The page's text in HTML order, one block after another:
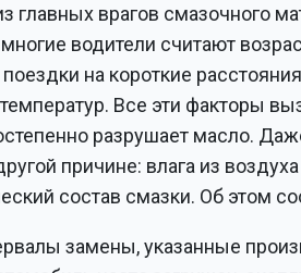
главных врагов смазочного
водители считают
на короткие
Все эти факторы
разрушает масло.
причине: влага из
состав смазки. Об этом
замены, указанные